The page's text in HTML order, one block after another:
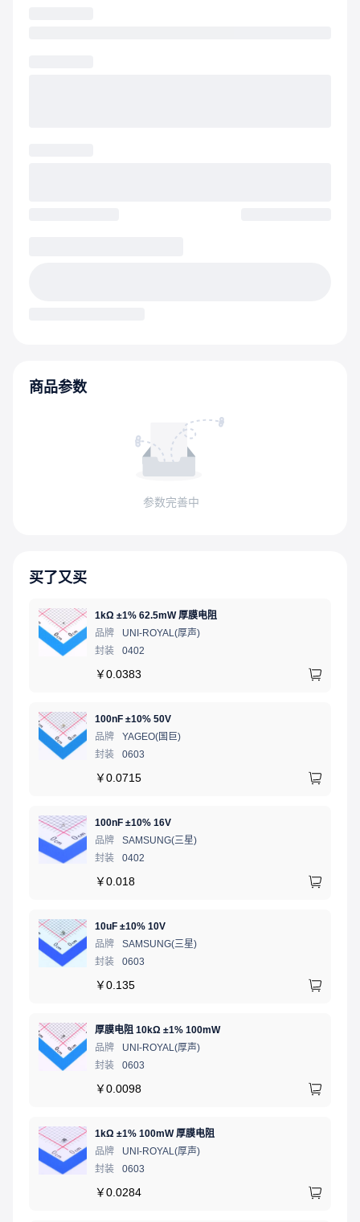
商品参数
参数完善中
买了又买
1kΩ ±1% 62.5mW 厚膜电阻
品牌
UNI-ROYAL(厚声)
封装
0402
￥0.0383
100nF ±10% 50V
品牌
YAGEO(国巨)
封装
0603
￥0.0715
100nF ±10% 16V
品牌
SAMSUNG(三星)
封装
0402
￥0.018
10uF ±10% 10V
品牌
SAMSUNG(三星)
封装
0603
￥0.135
厚膜电阻 10kΩ ±1% 100mW
品牌
UNI-ROYAL(厚声)
封装
0603
￥0.0098
1kΩ ±1% 100mW 厚膜电阻
品牌
UNI-ROYAL(厚声)
封装
0603
￥0.0284